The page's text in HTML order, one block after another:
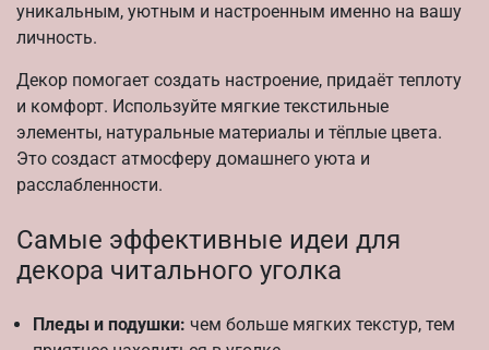
уникальным, уютным и настроенным именно на вашу
личность.
Декор помогает создать настроение, придаёт теплоту
и комфорт. Используйте мягкие текстильные
элементы, натуральные материалы и тёплые цвета.
Это создаст атмосферу домашнего уюта и
расслабленности.
Самые эффективные идеи для
декора читального уголка
Пледы и подушки: чем больше мягких текстур, тем